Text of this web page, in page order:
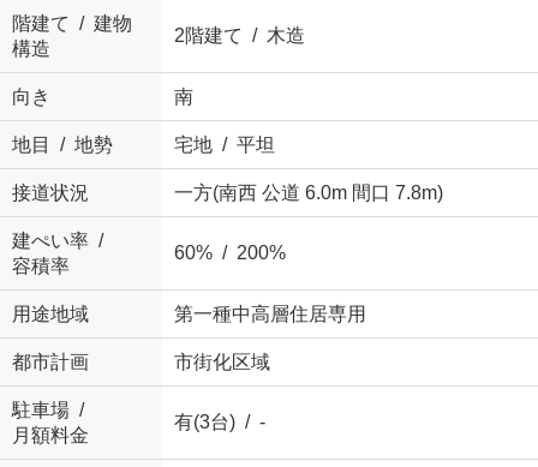
階建て / 建物
構造
2階建て / 木造
向き 南
地目 / 地勢 宅地 / 平坦
接道状況 一方(南西 公道 6.0m 間口 7.8m)
建ぺい率 /
容積率
60% / 200%
用途地域 第一種中高層住居専用
都市計画 市街化区域
駐車場 /
月額料金
有(3台) / -